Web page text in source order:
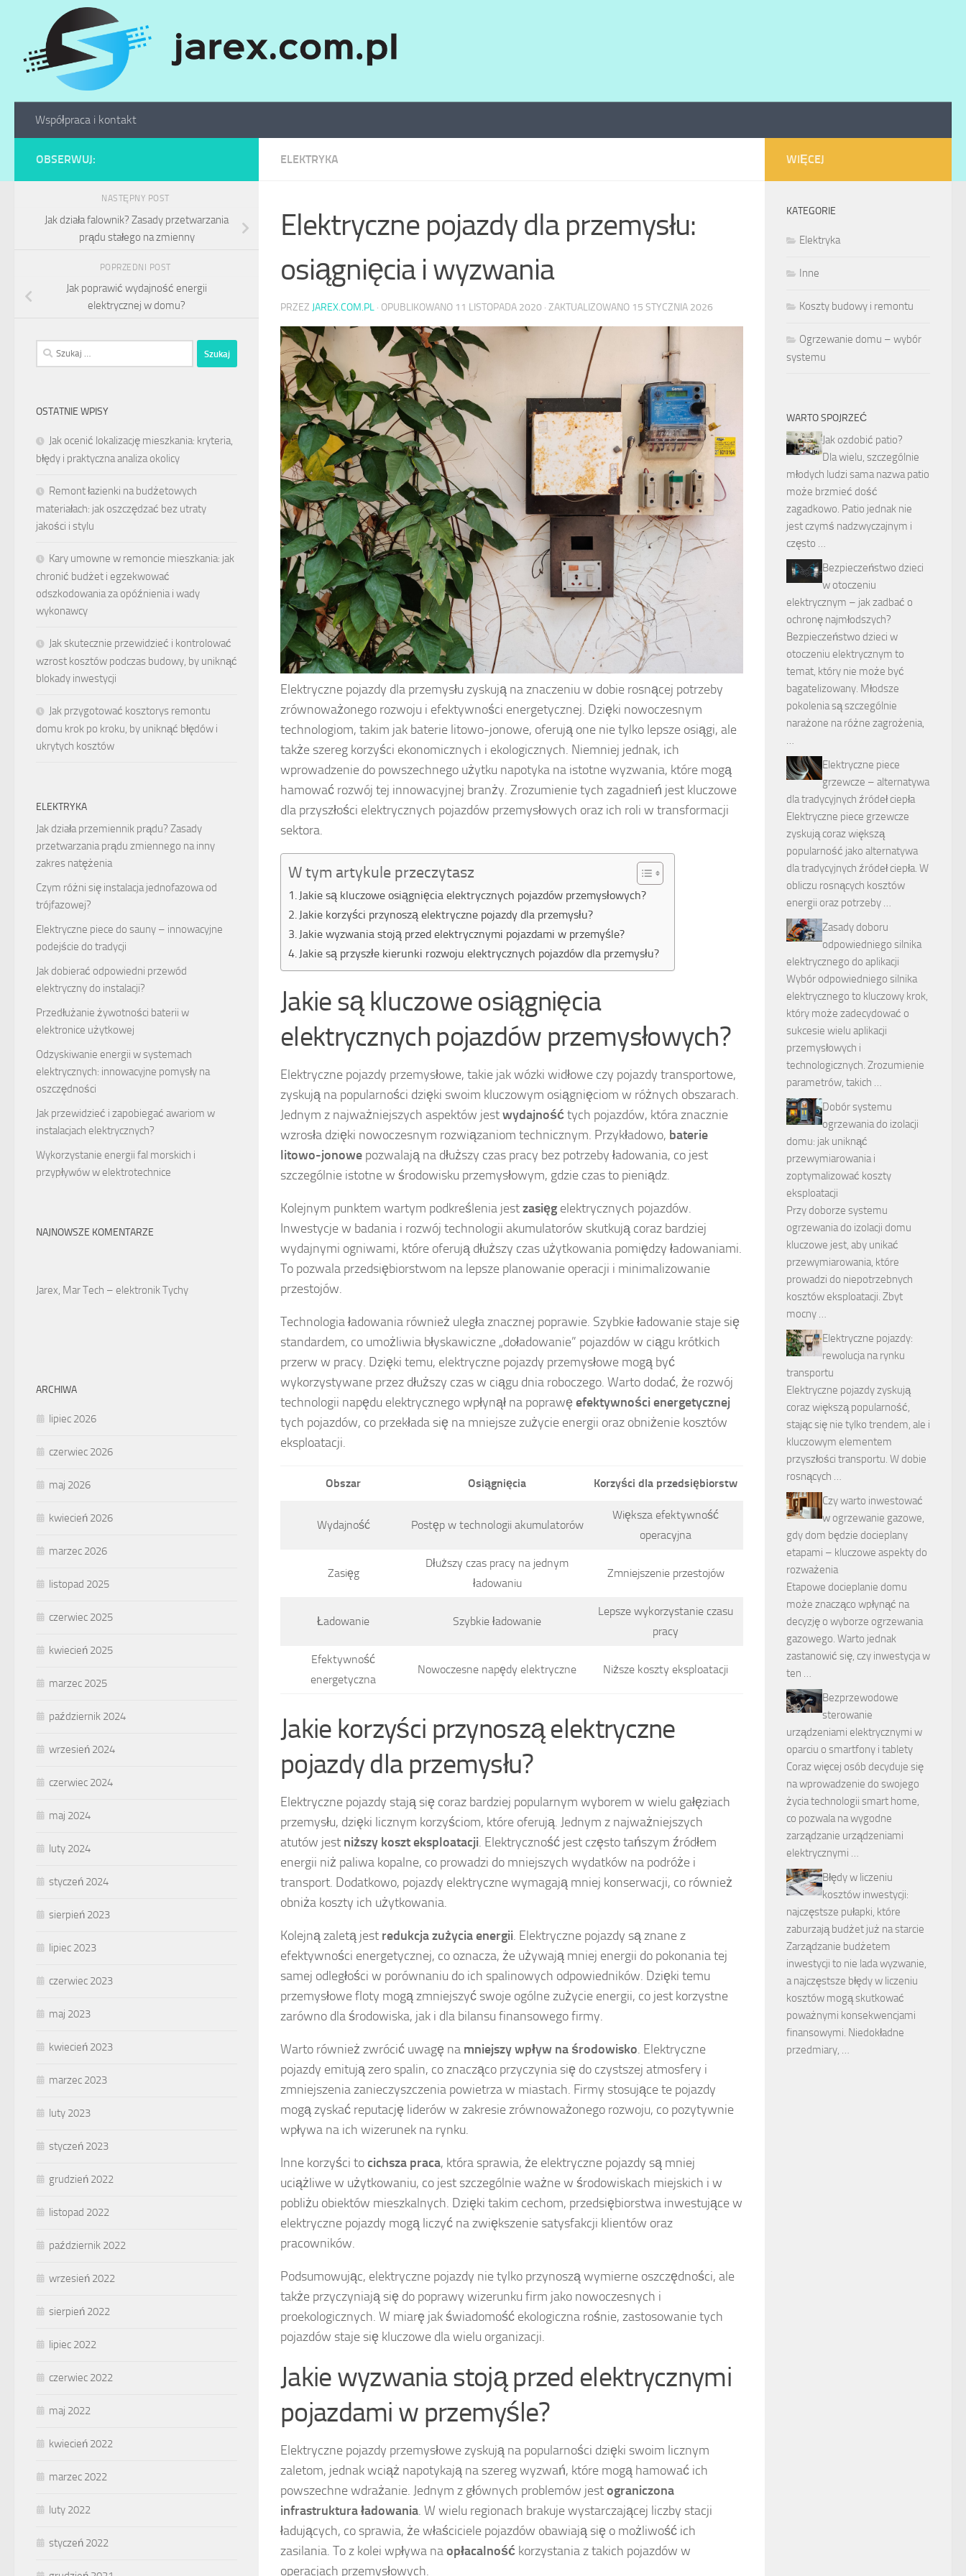
Skip to content
Współpraca i kontakt
ELEKTRYKA
Elektryczne pojazdy dla przemysłu:
osiągnięcia i wyzwania
PRZEZ JAREX.COM.PL · OPUBLIKOWANO 11 LISTOPADA 2020 · ZAKTUALIZOWANO 15 STYCZNIA 2026
Elektryczne pojazdy dla przemysłu zyskują na znaczeniu w dobie rosnącej potrzeby
zrównoważonego rozwoju i efektywności energetycznej. Dzięki nowoczesnym
technologiom, takim jak baterie litowo-jonowe, oferują one nie tylko lepsze osiągi, ale
także szereg korzyści ekonomicznych i ekologicznych. Niemniej jednak, ich
wprowadzenie do powszechnego użytku napotyka na istotne wyzwania, które mogą
hamować rozwój tej innowacyjnej branży. Zrozumienie tych zagadnień jest kluczowe
dla przyszłości elektrycznych pojazdów przemysłowych oraz ich roli w transformacji
sektora.
W tym artykule przeczytasz
Jakie są kluczowe osiągnięcia elektrycznych pojazdów przemysłowych?
Jakie korzyści przynoszą elektryczne pojazdy dla przemysłu?
Jakie wyzwania stoją przed elektrycznymi pojazdami w przemyśle?
Jakie są przyszłe kierunki rozwoju elektrycznych pojazdów dla przemysłu?
Jakie są kluczowe osiągnięcia
elektrycznych pojazdów przemysłowych?
Elektryczne pojazdy przemysłowe, takie jak wózki widłowe czy pojazdy transportowe,
zyskują na popularności dzięki swoim kluczowym osiągnięciom w różnych obszarach.
Jednym z najważniejszych aspektów jestwydajnośćtych pojazdów, która znacznie
wzrosła dzięki nowoczesnym rozwiązaniom technicznym. Przykładowo, baterie
litowo-jonowe pozwalają na dłuższy czas pracy bez potrzeby ładowania, co jest
szczególnie istotne w środowisku przemysłowym, gdzie czas to pieniądz.
Kolejnym punktem wartym podkreślenia jestzasięg elektrycznych pojazdów.
Inwestycje w badania i rozwój technologii akumulatorów skutkują coraz bardziej
wydajnymi ogniwami, które oferują dłuższy czas użytkowania pomiędzy ładowaniami.
To pozwala przedsiębiorstwom na lepsze planowanie operacji i minimalizowanie
przestojów.
Technologia ładowania również uległa znacznej poprawie. Szybkie ładowanie staje się
standardem, co umożliwia błyskawiczne „doładowanie” pojazdów w ciągu krótkich
przerw w pracy. Dzięki temu, elektryczne pojazdy przemysłowe mogą być
wykorzystywane przez dłuższy czas w ciągu dnia roboczego. Warto dodać, że rozwój
technologii napędu elektrycznego wpłynął na poprawęefektywności energetycznej
tych pojazdów, co przekłada się na mniejsze zużycie energii oraz obniżenie kosztów
eksploatacji.
Obszar Osiągnięcia Korzyści dla przedsiębiorstw
Wydajność Postęp w technologii akumulatorów
Większa efektywność
operacyjna
Zasięg
Dłuższy czas pracy na jednym
ładowaniu
Zmniejszenie przestojów
Ładowanie Szybkie ładowanie
Lepsze wykorzystanie czasu
pracy
Efektywność
energetyczna
Nowoczesne napędy elektryczne Niższe koszty eksploatacji
Jakie korzyści przynoszą elektryczne
pojazdy dla przemysłu?
Elektryczne pojazdy stają się coraz bardziej popularnym wyborem w wielu gałęziach
przemysłu, dzięki licznym korzyściom, które oferują. Jednym z najważniejszych
atutów jest niższy koszt eksploatacji. Elektryczność jest często tańszym źródłem
energii niż paliwa kopalne, co prowadzi do mniejszych wydatków na podróże i
transport. Dodatkowo, pojazdy elektryczne wymagają mniej konserwacji, co również
obniża koszty ich użytkowania.
Kolejną zaletą jest redukcja zużycia energii. Elektryczne pojazdy są znane z
efektywności energetycznej, co oznacza, że używają mniej energii do pokonania tej
samej odległości w porównaniu do ich spalinowych odpowiedników. Dzięki temu
przemysłowe floty mogą zmniejszyć swoje ogólne zużycie energii, co jest korzystne
zarówno dla środowiska, jak i dla bilansu finansowego firmy.
Warto również zwrócić uwagę na mniejszy wpływ na środowisko. Elektryczne
pojazdy emitują zero spalin, co znacząco przyczynia się do czystszej atmosfery i
zmniejszenia zanieczyszczenia powietrza w miastach. Firmy stosujące te pojazdy
mogą zyskać reputację liderów w zakresie zrównoważonego rozwoju, co pozytywnie
wpływa na ich wizerunek na rynku.
Inne korzyści tocichsza praca, która sprawia, że elektryczne pojazdy są mniej
uciążliwe w użytkowaniu, co jest szczególnie ważne w środowiskach miejskich i w
pobliżu obiektów mieszkalnych. Dzięki takim cechom, przedsiębiorstwa inwestujące w
elektryczne pojazdy mogą liczyć na zwiększenie satysfakcji klientów oraz
pracowników.
Podsumowując, elektryczne pojazdy nie tylko przynoszą wymierne oszczędności, ale
także przyczyniają się do poprawy wizerunku firm jako nowoczesnych i
proekologicznych. W miarę jak świadomość ekologiczna rośnie, zastosowanie tych
pojazdów staje się kluczowe dla wielu organizacji.
Jakie wyzwania stoją przed elektrycznymi
pojazdami w przemyśle?
Elektryczne pojazdy przemysłowe zyskują na popularności dzięki swoim licznym
zaletom, jednak wciąż napotykają na szereg wyzwań, które mogą hamować ich
powszechne wdrażanie. Jednym z głównych problemów jestograniczona
infrastruktura ładowania. W wielu regionach brakuje wystarczającej liczby stacji
ładujących, co sprawia, że właściciele pojazdów obawiają się o możliwość ich
zasilania. To z kolei wpływa naopłacalność korzystania z takich pojazdów w
operacjach przemysłowych.
OBSERWUJ:
NASTĘPNY POST
Jak działa falownik? Zasady przetwarzania
prądu stałego na zmienny
POPRZEDNI POST
Jak poprawić wydajność energii
elektrycznej w domu?
Szukaj:
OSTATNIE WPISY
Jak ocenić lokalizację mieszkania: kryteria,
błędy i praktyczna analiza okolicy
Remont łazienki na budżetowych
materiałach: jak oszczędzać bez utraty
jakości i stylu
Kary umowne w remoncie mieszkania: jak
chronić budżet i egzekwować
odszkodowania za opóźnienia i wady
wykonawcy
Jak skutecznie przewidzieć i kontrolować
wzrost kosztów podczas budowy, by uniknąć
blokady inwestycji
Jak przygotować kosztorys remontu
domu krok po kroku, by uniknąć błędów i
ukrytych kosztów
ELEKTRYKA
Jak działa przemiennik prądu? Zasady
przetwarzania prądu zmiennego na inny
zakres natężenia
Czym różni się instalacja jednofazowa od
trójfazowej?
Elektryczne piece do sauny – innowacyjne
podejście do tradycji
Jak dobierać odpowiedni przewód
elektryczny do instalacji?
Przedłużanie żywotności baterii w
elektronice użytkowej
Odzyskiwanie energii w systemach
elektrycznych: innowacyjne pomysły na
oszczędności
Jak przewidzieć i zapobiegać awariom w
instalacjach elektrycznych?
Wykorzystanie energii fal morskich i
przypływów w elektrotechnice
NAJNOWSZE KOMENTARZE
Jarex, Mar Tech – elektronik Tychy
ARCHIWA
lipiec 2026
czerwiec 2026
maj 2026
kwiecień 2026
marzec 2026
listopad 2025
czerwiec 2025
kwiecień 2025
marzec 2025
październik 2024
wrzesień 2024
czerwiec 2024
maj 2024
luty 2024
styczeń 2024
sierpień 2023
lipiec 2023
czerwiec 2023
maj 2023
kwiecień 2023
marzec 2023
luty 2023
styczeń 2023
grudzień 2022
listopad 2022
październik 2022
wrzesień 2022
sierpień 2022
lipiec 2022
czerwiec 2022
maj 2022
kwiecień 2022
marzec 2022
luty 2022
styczeń 2022
WIĘCEJ
KATEGORIE
Elektryka
Inne
Koszty budowy i remontu
Ogrzewanie domu – wybór
systemu
WARTO SPOJRZEĆ
Jak ozdobić patio?
Dla wielu, szczególnie
młodych ludzi sama nazwa patio
może brzmieć dość
zagadkowo. Patio jednak nie
jest czymś nadzwyczajnym i
często …
Bezpieczeństwo dzieci
w otoczeniu
elektrycznym – jak zadbać o
ochronę najmłodszych?
Bezpieczeństwo dzieci w
otoczeniu elektrycznym to
temat, który nie może być
bagatelizowany. Młodsze
pokolenia są szczególnie
narażone na różne zagrożenia,
…
Elektryczne piece
grzewcze – alternatywa
dla tradycyjnych źródeł ciepła
Elektryczne piece grzewcze
zyskują coraz większą
popularność jako alternatywa
dla tradycyjnych źródeł ciepła. W
obliczu rosnących kosztów
energii oraz potrzeby …
Zasady doboru
odpowiedniego silnika
elektrycznego do aplikacji
Wybór odpowiedniego silnika
elektrycznego to kluczowy krok,
który może zadecydować o
sukcesie wielu aplikacji
przemysłowych i
technologicznych. Zrozumienie
parametrów, takich …
Dobór systemu
ogrzewania do izolacji
domu: jak uniknąć
przewymiarowania i
zoptymalizować koszty
eksploatacji
Przy doborze systemu
ogrzewania do izolacji domu
kluczowe jest, aby unikać
przewymiarowania, które
prowadzi do niepotrzebnych
kosztów eksploatacji. Zbyt
mocny …
Elektryczne pojazdy:
rewolucja na rynku
transportu
Elektryczne pojazdy zyskują
coraz większą popularność,
stając się nie tylko trendem, ale i
kluczowym elementem
przyszłości transportu. W dobie
rosnących …
Czy warto inwestować
w ogrzewanie gazowe,
gdy dom będzie docieplany
etapami – kluczowe aspekty do
rozważenia
Etapowe docieplanie domu
może znacząco wpłynąć na
decyzję o wyborze ogrzewania
gazowego. Warto jednak
zastanowić się, czy inwestycja w
ten …
Bezprzewodowe
sterowanie
urządzeniami elektrycznymi w
oparciu o smartfony i tablety
Coraz więcej osób decyduje się
na wprowadzenie do swojego
życia technologii smart home,
co pozwala na wygodne
zarządzanie urządzeniami
elektrycznymi …
Błędy w liczeniu
kosztów inwestycji:
najczęstsze pułapki, które
zaburzają budżet już na starcie
Zarządzanie budżetem
inwestycji to nie lada wyzwanie,
a najczęstsze błędy w liczeniu
kosztów mogą skutkować
poważnymi konsekwencjami
finansowymi. Niedokładne
przedmiary, …